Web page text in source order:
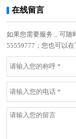
在线留言
如果您需要服务，可随
55559777；您也可以